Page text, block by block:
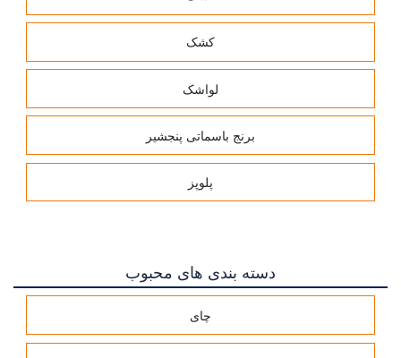
کشک
لواشک
برنج باسماتی پنجشیر
پلوپز
دسته بندی های محبوب
چای